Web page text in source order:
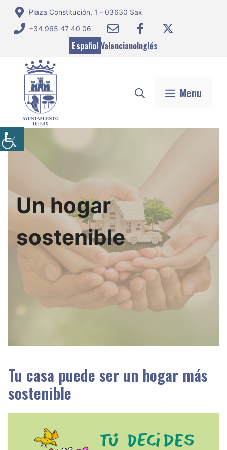
Saltar
contenido
Plaza Constitución, 1 - 03630 Sax
+34 965 47 40 06
Español ValencianoInglés
Menu
Un hogar
sostenible
Tu casa puede ser un hogar más
sostenible